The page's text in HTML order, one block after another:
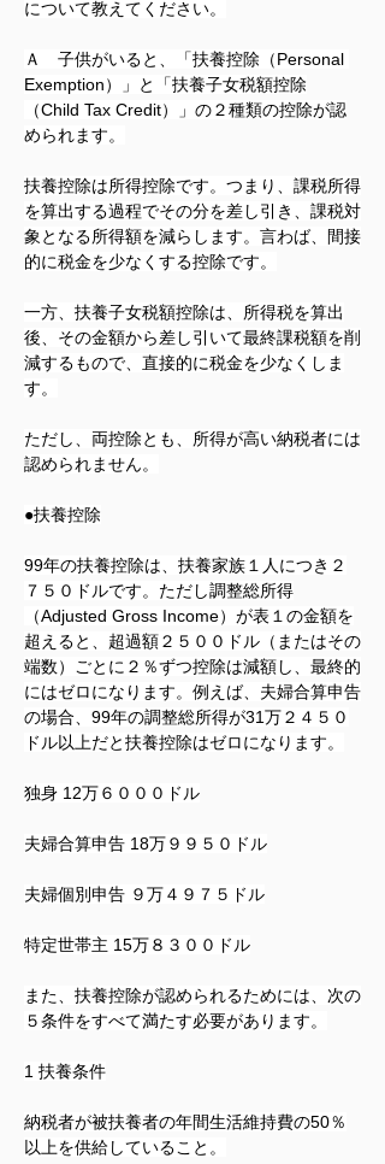
について教えてください。
Ａ　子供がいると、「扶養控除（Personal
Exemption）」と「扶養子女税額控除
（Child Tax Credit）」の２種類の控除が認
められます。
扶養控除は所得控除です。つまり、課税所得
を算出する過程でその分を差し引き、課税対
象となる所得額を減らします。言わば、間接
的に税金を少なくする控除です。
一方、扶養子女税額控除は、所得税を算出
後、その金額から差し引いて最終課税額を削
減するもので、直接的に税金を少なくしま
す。
ただし、両控除とも、所得が高い納税者には
認められません。
●扶養控除
99年の扶養控除は、扶養家族１人につき２
７５０ドルです。ただし調整総所得
（Adjusted Gross Income）が表１の金額を
超えると、超過額２５００ドル（またはその
端数）ごとに２％ずつ控除は減額し、最終的
にはゼロになります。例えば、夫婦合算申告
の場合、99年の調整総所得が31万２４５０
ドル以上だと扶養控除はゼロになります。
独身 12万６０００ドル
夫婦合算申告 18万９９５０ドル
夫婦個別申告 ９万４９７５ドル
特定世帯主 15万８３００ドル
また、扶養控除が認められるためには、次の
５条件をすべて満たす必要があります。
1 扶養条件
納税者が被扶養者の年間生活維持費の50％
以上を供給していること。